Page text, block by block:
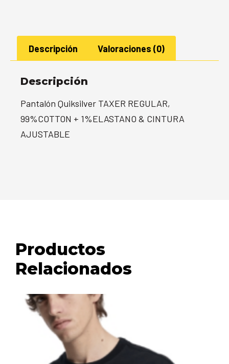
Descripción Valoraciones (0)
Descripción
Pantalón Quiksilver TAXER REGULAR,
99%COTTON + 1%ELASTANO & CINTURA
AJUSTABLE
Productos
Relacionados